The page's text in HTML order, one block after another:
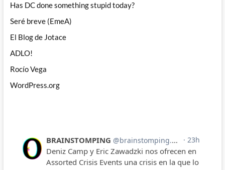
Has DC done something stupid today?
Seré breve (EmeA)
El Blog de Jotace
ADLO!
Rocío Vega
WordPress.org